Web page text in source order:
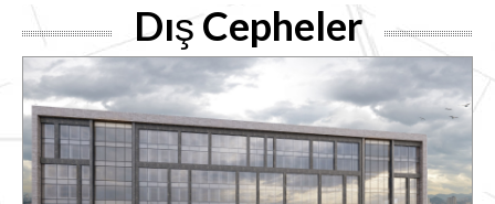
Dış Cepheler